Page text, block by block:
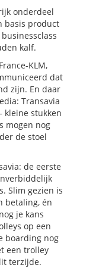
onderdeel
basis product
kalf.
KLM,
dat
zijn. En daar
Transavia
kleine stukken
mogen nog
de stoel
de eerste
Slim gezien is
betaling, én
je kans
op een
boarding nog
een trolley
terzijde.